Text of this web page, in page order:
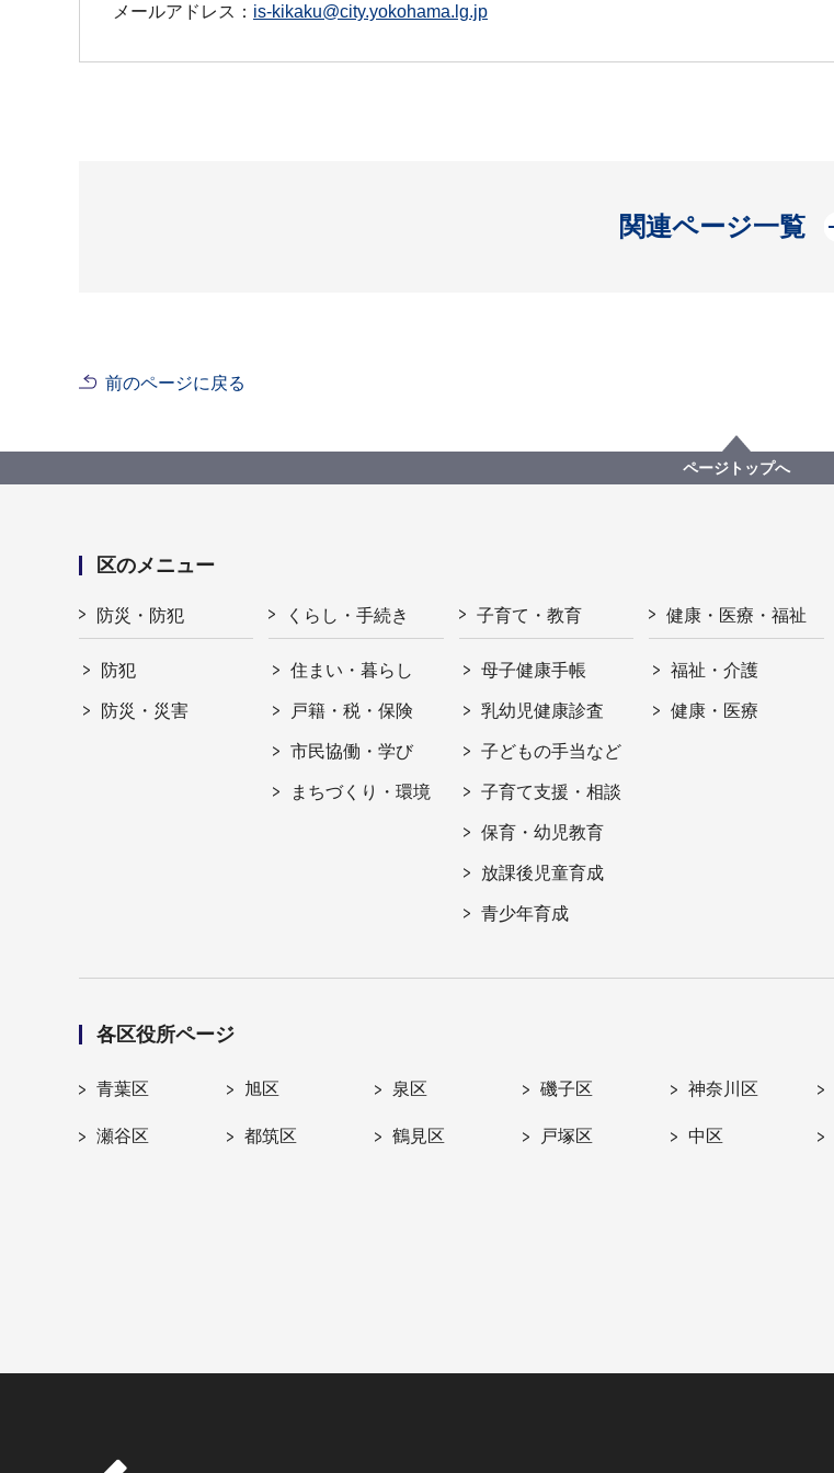
メールアドレス： is-kikaku@city.yokohama.lg.jp
関連ページ一覧
開く
前のページに戻る
ページトップへ
区のメニュー
防災・防犯
防犯
防災・災害
くらし・手続き
住まい・暮らし
戸籍・税・保険
市民協働・学び
まちづくり・環境
子育て・教育
母子健康手帳
乳幼児健康診査
子どもの手当など
子育て支援・相談
保育・幼児教育
放課後児童育成
青少年育成
健康・医療・福祉
福祉・介護
健康・医療
各区役所ページ
青葉区 旭区 泉区 磯子区 神奈川区
瀬谷区 都筑区 鶴見区 戸塚区 中区